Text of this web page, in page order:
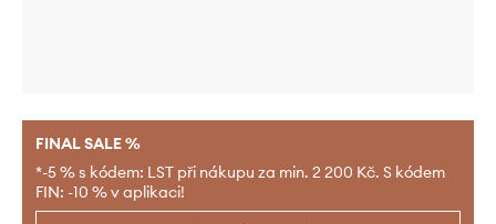
FINAL SALE %
*-5 % s kódem: LST při nákupu za min. 2 200 Kč. S kódem
FIN: -10 % v aplikaci!